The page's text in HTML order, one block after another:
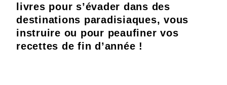
livres pour s’évader dans des
destinations paradisiaques, vous
instruire ou pour peaufiner vos
recettes de fin d’année !